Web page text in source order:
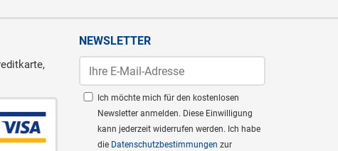
NEWSLETTER
Ich möchte mich für den kostenlosen
Newsletter anmelden. Diese Einwilligung
kann jederzeit widerrufen werden. Ich habe
die Datenschutzbestimmungen zur